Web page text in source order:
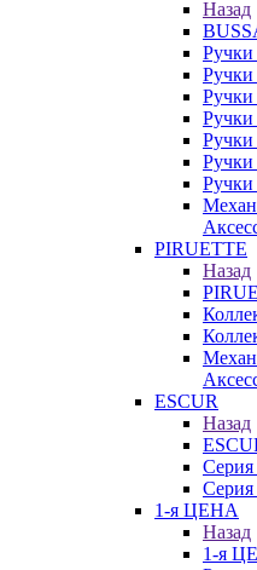
Назад
Ручки
Ручки
Ручки
Ручки
Ручки
PIRUETTE
Назад
ESCUR
Назад
Серия
Серия
1-я ЦЕНА
Назад
1-я